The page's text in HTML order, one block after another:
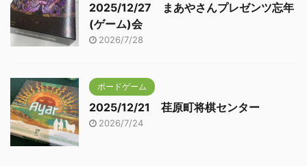
2025/12/27 まあやさんプレゼンツ忘年
(ゲーム)会
2026/7/28
ボードゲーム
2025/12/21 荏原町将棋センター
2026/7/24